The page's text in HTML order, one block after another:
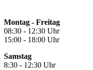
Montag - Freitag
08:30 - 12:30 Uhr
15:00 - 18:00 Uhr
Samstag
8:30 - 12:30 Uhr